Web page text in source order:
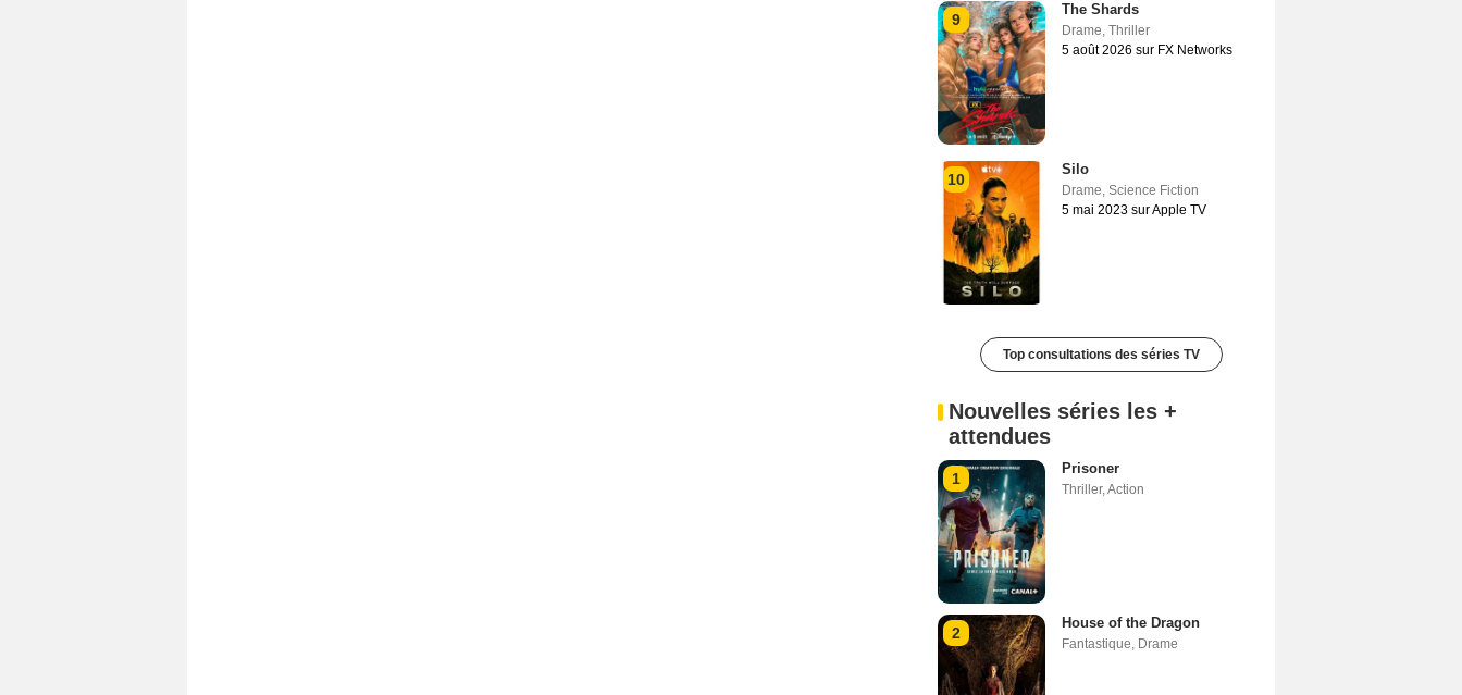
9
The Shards
Drame, Thriller
5 août 2026 sur FX Networks
10
Silo
Drame, Science Fiction
5 mai 2023 sur Apple TV
Top consultations des séries TV
Nouvelles séries les +
attendues
1
Prisoner
Thriller,Action
2
House of the Dragon
Fantastique, Drame